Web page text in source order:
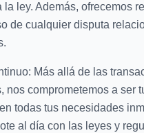
la ley. Además, ofrecemos
de cualquier disputa
Más allá de las
nos comprometemos a ser
todas tus necesidades
al día con las leyes y